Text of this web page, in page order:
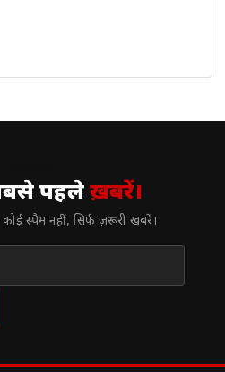
पहलेख़बरें।
स्पैम नहीं, सिर्फ ज़रूरी खबरें।